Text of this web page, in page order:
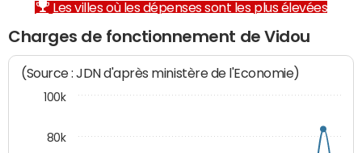
Les villes où les dépenses sont les plus élevées
Charges de fonctionnement de Vidou
(Source : JDN d'après ministère de l'Economie)
80k
100k